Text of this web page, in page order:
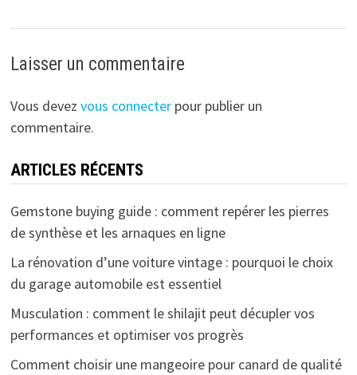
Laisser un commentaire
Vous devez vous connecterpour publier un
commentaire.
ARTICLES RÉCENTS
Gemstone buying guide : comment repérer les pierres
de synthèse et les arnaques en ligne
La rénovation d’une voiture vintage : pourquoi le choix
du garage automobile est essentiel
Musculation : comment le shilajit peut décupler vos
performances et optimiser vos progrès
Comment choisir une mangeoire pour canard de qualité